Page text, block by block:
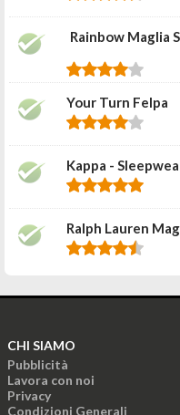
Rainbow Maglia
Your Turn Felpa
Kappa -
Ralph Lauren
CHI SIAMO
Pubblicità
Lavora con noi
Privacy
Condizioni Generali